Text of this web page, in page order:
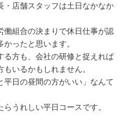
店舗スタッフは土日なかなか
組合の決まりで休日仕事が認
ったと思います。
る方も、会社の研修と捉えれば
いるかもしれません。
日の昼間の方がいい」なんて
うれしい平日コースです。